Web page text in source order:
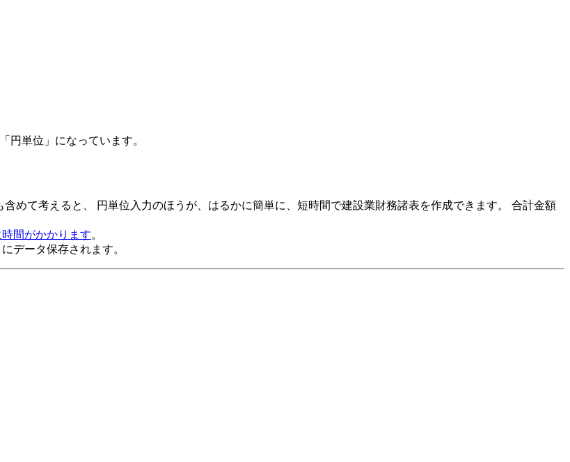
円単位」になっています。
含めて考えると、 円単位入力のほうが、はるかに簡単に、短時間で建設業財務諸表を作成できます。 合計金額
間がかかります。
データ保存されます。